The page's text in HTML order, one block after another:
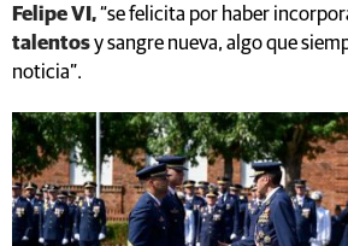
Felipe VI,“se felicita por haber
talentosy sangre nueva, algo que
noticia”.